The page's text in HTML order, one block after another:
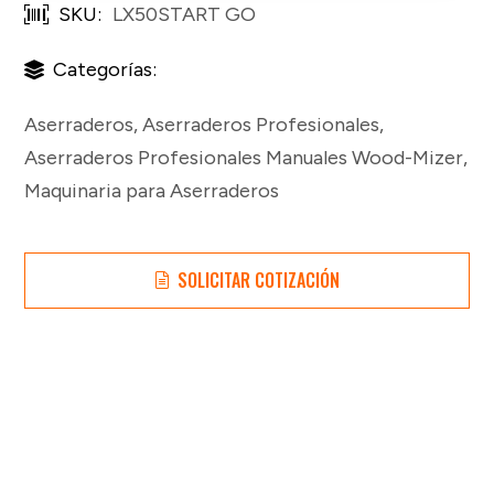
SKU: LX50START GO
Categorías:
Aserraderos,Aserraderos Profesionales,
Aserraderos Profesionales Manuales Wood-Mizer,
Maquinaria para Aserraderos
SOLICITAR COTIZACIÓN